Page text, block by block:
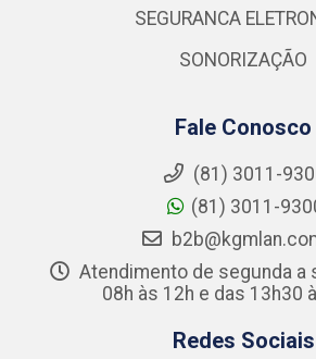
SEGURANCA
SONORIZAÇÃO
Fale Conosco
(81) 3011-
(81) 3011-
Atendimento de segunda a
08h às 12h e das 13h30
Redes Sociais